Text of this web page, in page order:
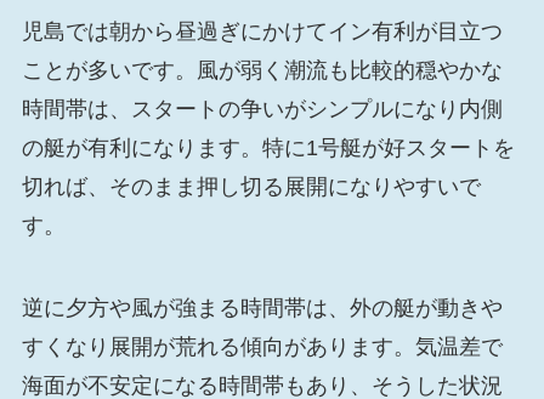
児島では朝から昼過ぎにかけてイン有利が目立つ
ことが多いです。風が弱く潮流も比較的穏やかな
時間帯は、スタートの争いがシンプルになり内側
の艇が有利になります。特に1号艇が好スタートを
切れば、そのまま押し切る展開になりやすいで
す。
逆に夕方や風が強まる時間帯は、外の艇が動きや
すくなり展開が荒れる傾向があります。気温差で
海面が不安定になる時間帯もあり、そうした状況